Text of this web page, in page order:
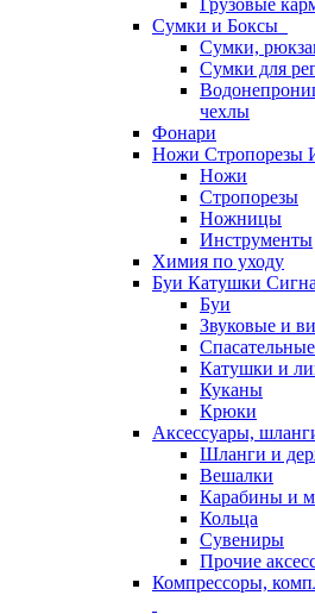
Грузовые
Сумки и Боксы
Сумки,
Сумки для
чехлы
Фонари
Ножи Стропорезы
Ножи
Стропорезы
Ножницы
Инструменты
Химия по уходу
Буи Катушки
Буи
Звуковые и
Катушки и
Куканы
Крюки
Аксессуары,
Шланги и
Вешалки
Карабины и
Кольца
Сувениры
Прочие
Компрессоры,